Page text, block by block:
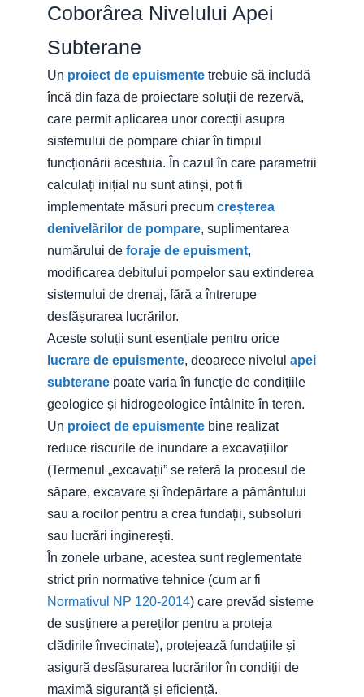
Coborârea Nivelului Apei
Subterane
Un proiect de epuismente trebuie să includă
încă din faza de proiectare soluții de rezervă,
care permit aplicarea unor corecții asupra
sistemului de pompare chiar în timpul
funcționării acestuia. În cazul în care parametrii
calculați inițial nu sunt atinși, pot fi
implementate măsuri precum creșterea
denivelărilor de pompare, suplimentarea
numărului de foraje de epuisment,
modificarea debitului pompelor sau extinderea
sistemului de drenaj, fără a întrerupe
desfășurarea lucrărilor.
Aceste soluții sunt esențiale pentru orice
lucrare de epuismente, deoarece nivelul apei
subterane poate varia în funcție de condițiile
geologice și hidrogeologice întâlnite în teren.
Un proiect de epuismente bine realizat
reduce riscurile de inundare a excavațiilor
(Termenul „excavații” se referă la procesul de
săpare, excavare și îndepărtare a pământului
sau a rocilor pentru a crea fundații, subsoluri
sau lucrări inginerești.
În zonele urbane, acestea sunt reglementate
strict prin normative tehnice (cum ar fi
Normativul NP 120-2014) care prevăd sisteme
de susținere a pereților pentru a proteja
clădirile învecinate), protejează fundațiile și
asigură desfășurarea lucrărilor în condiții de
maximă siguranță și eficiență.